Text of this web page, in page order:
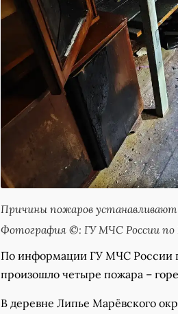
Причины пожаров устанавливают
Фотография ©: ГУ МЧС России по
По информации ГУ МЧС России
произошло четыре пожара –
В деревне Липье Марёвского